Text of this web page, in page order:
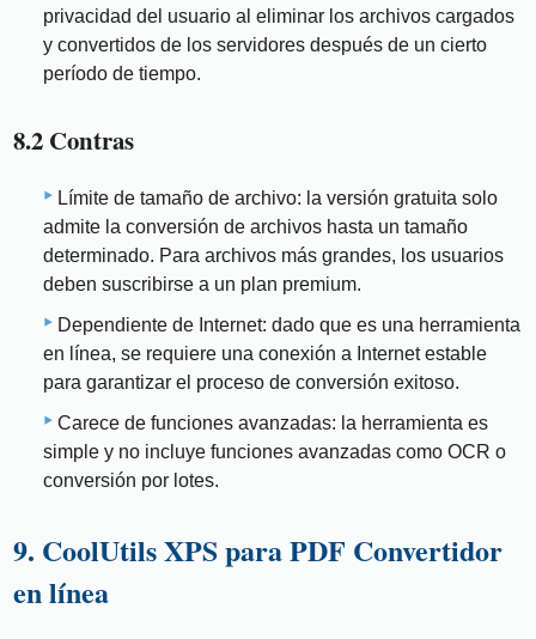
privacidad del usuario al eliminar los archivos cargados
y convertidos de los servidores después de un cierto
período de tiempo.
8.2 Contras
Límite de tamaño de archivo: la versión gratuita solo
admite la conversión de archivos hasta un tamaño
determinado. Para archivos más grandes, los usuarios
deben suscribirse a un plan premium.
Dependiente de Internet: dado que es una herramienta
en línea, se requiere una conexión a Internet estable
para garantizar el proceso de conversión exitoso.
Carece de funciones avanzadas: la herramienta es
simple y no incluye funciones avanzadas como OCR o
conversión por lotes.
9. CoolUtils XPS para PDF Convertidor
en línea